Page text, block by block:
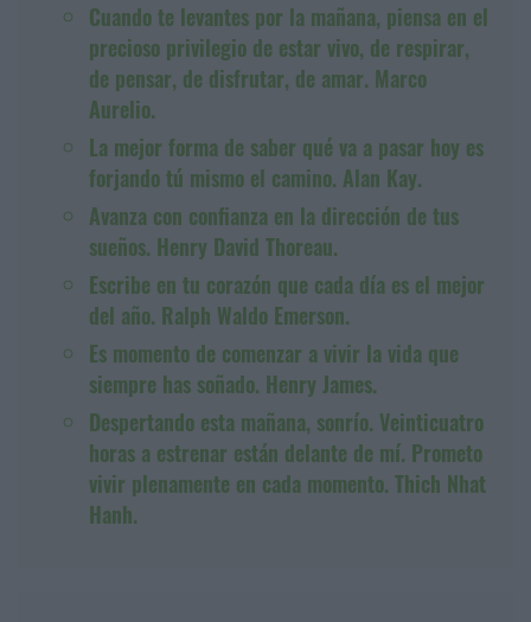
Cuando te levantes por la mañana, piensa en el
precioso privilegio de estar vivo, de respirar,
de pensar, de disfrutar, de amar. Marco
Aurelio.
La mejor forma de saber qué va a pasar hoy es
forjando tú mismo el camino. Alan Kay.
Avanza con confianza en la dirección de tus
sueños. Henry David Thoreau.
Escribe en tu corazón que cada día es el mejor
del año. Ralph Waldo Emerson.
Es momento de comenzar a vivir la vida que
siempre has soñado. Henry James.
Despertando esta mañana, sonrío. Veinticuatro
horas a estrenar están delante de mí. Prometo
vivir plenamente en cada momento. Thich Nhat
Hanh.